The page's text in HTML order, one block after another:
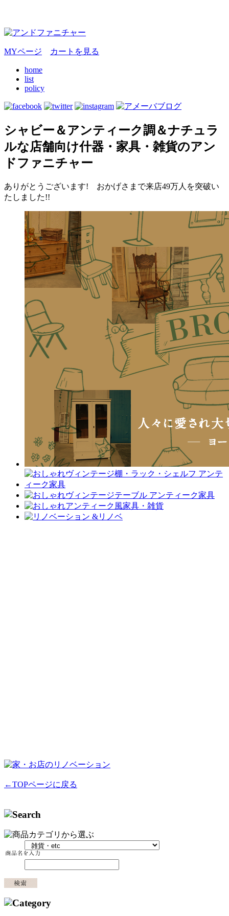
MYページ カートを見る
home
list
policy
シャビー＆アンティーク調＆ナチュラ
ルな店舗向け什器・家具・雑貨のアン
ドファニチャー
ありがとうございます! おかげさまで来店49万人を突破い
たしました!!
←TOPページに戻る